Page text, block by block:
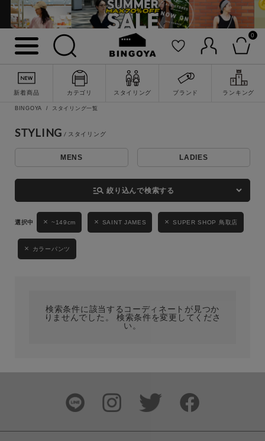
0
新着商品 カテゴリ スタイリング ブランド ランキング
詳細検索
キーワード
性別
MENS LADIES KIDS
ブランド
BINGOYA スタイリング一覧
STYLING
MENS LADIES
manage_search 絞り込んで検索する
~149cm SAINT JAMES SUPER SHOP 鳥取店
カラーパンツ
検索条件に該当するコーディネートが見つか
りませんでした。 検索条件を変更してくださ
い。